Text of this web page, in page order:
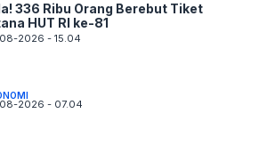
336 Ribu Orang Berebut Tiket
HUT RI ke-81
2026 - 15.04
2026 - 07.04